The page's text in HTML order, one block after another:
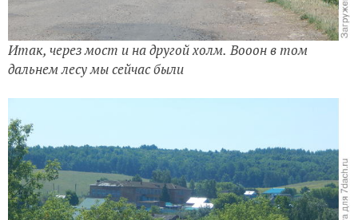
Итак, через мост и на другой холм. Вооон в том
дальнем лесу мы сейчас были